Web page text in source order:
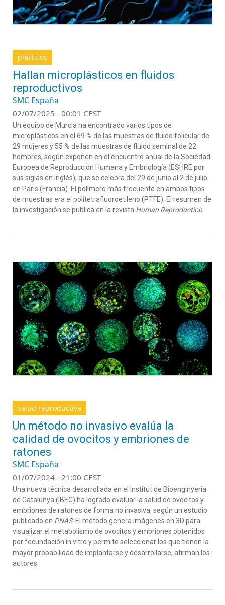
plásticos
Hallan microplásticos en fluidos
reproductivos
SMC España
02/07/2025 - 00:01 CEST
Un equipo de Murcia ha encontrado varios tipos de
microplásticos en el 69 % de las muestras de fluido folicular de
29 mujeres y 55 % de las muestras de fluido seminal de 22
hombres, según exponen en el encuentro anual de la Sociedad
Europea de Reproducción Humana y Embriología (ESHRE por
sus siglas en inglés), que se celebra del 29 de junio al 2 de julio
en París (Francia). El polímero más frecuente en ambos tipos
de muestras era el politetrafluoroetileno (PTFE). El resumen de
la investigación se publica en la revista Human Reproduction
salud reproductiva
Un método no invasivo evalúa la
calidad de ovocitos y embriones de
ratones
SMC España
01/07/2024 - 21:00 CEST
Una nueva técnica desarrollada en el Institut de Bioenginyeria
de Catalunya (IBEC) ha logrado evaluar la salud de ovocitos y
embriones de ratones de forma no invasiva, según un estudio
publicado en PNAS. El método genera imágenes en 3D para
visualizar el metabolismo de ovocitos y embriones obtenidos
por fecundación in vitro y permite seleccionar los que tienen la
mayor probabilidad de implantarse y desarrollarse, afirman los
autores.